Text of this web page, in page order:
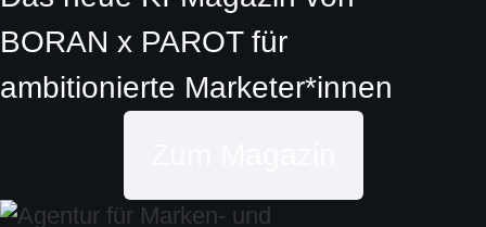
BORAN x PAROTfür
ambitionierte Marketer*innen